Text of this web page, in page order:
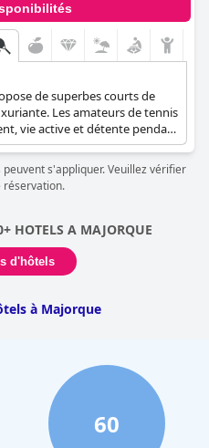
de superbes courts de
Les amateurs de tennis
vie active et détente pendant
parties tout en admirant le
s'appliquer. Veuillez vérifier
réservation.
HOTELS A MAJORQUE
d'hôtels
à Majorque
60